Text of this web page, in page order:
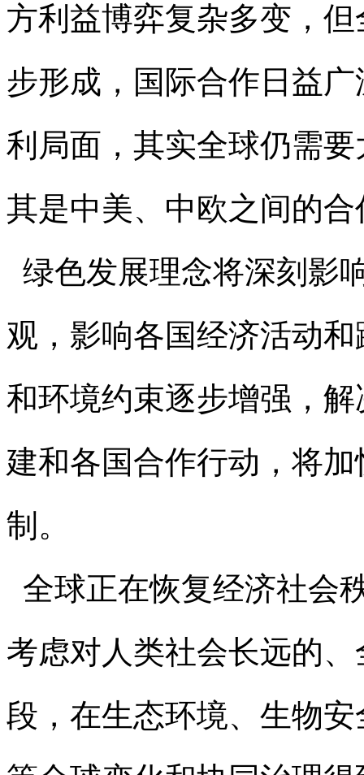
方利益博弈复杂多变，
步形成，国际合作日益广
利局面，其实全球仍需
其是中美、中欧之间的合
绿色发展理念将深刻影
观，影响各国经济活动
和环境约束逐步增强，
建和各国合作行动，将
制。
全球正在恢复经济社会
考虑对人类社会长远的
段，在生态环境、生物